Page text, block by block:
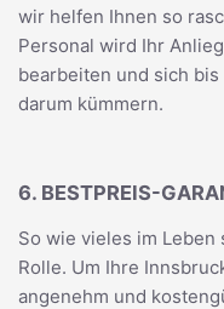
wir helfen Ihnen so
Personal wird Ihr
bearbeiten und sich
darum kümmern.
6. BESTPREIS-
So wie vieles im
Rolle. Um Ihre
angenehm und